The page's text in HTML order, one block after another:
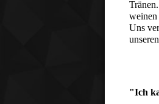
weinen
Uns
"Ich